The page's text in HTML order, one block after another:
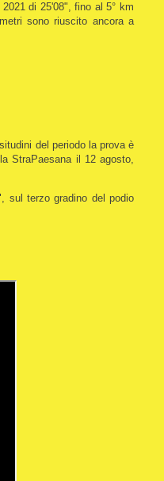
di 25'08", fino al 5° km
sono riuscito ancora a
del periodo la prova è
StraPaesana il 12 agosto,
sul terzo gradino del podio